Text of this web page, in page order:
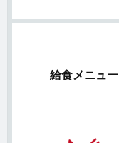
給食メニュー